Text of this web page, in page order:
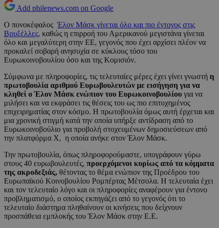
Add philenews.com on Google
Ο πονοκέφαλοςΈλον Μάσκ γίνεται όλο και πιο έντονος στις
Βρυξέλλες, καθώς η επιρροή του Αμερικανού μεγιστάνα γίνεται
όλο και μεγαλύτερη στην ΕΕ, γεγονός που έχει αρχίσει πλέον να
προκαλεί σοβαρή ανησυχία σε κύκλους τόσο του
Ευρωκοινοβουλίου όσο και της Κομισιόν.
Σύμφωνα με πληροφορίες, τις τελευταίες μέρες έχει γίνει γνωστή η
πρωτοβουλία αριθμού Ευρωβουλευτών με εισήγηση για να
κληθεί ο Έλον Μάσκ ενώπιον του Ευρωκοινοβουλίου για να
μιλήσει και να εκφράσει τις θέσεις του ως πιο επιτυχημένος
επιχειρηματίας στον κόσμο. Η πρωτοβουλία όμως αυτή έρχεται και
μια χρονική στιγμή κατά την οποία υπήρξε αντίδραση από το
Ευρωκοινοβούλιο για προβολή στοχευμένων δημοσιεύσεων από
την πλατφόρμα Χ, η οποία ανήκε στον Έλον Μάσκ.
Την πρωτοβουλία, όπως πληροφορούμαστε, υπογράφουν γύρω
στους 40 ευρωβουλευτές, προερχόμενοι κυρίως από τα κόμματα
της ακροδεξιάς, θέτοντας το θέμα ενώπιον της Προέδρου του
Ευρωπαϊκού Κοινοβουλίου Ρομπέρτας Μέτσολα. Η τελευταία έχει
και τον τελευταίο λόγο και οι πληροφορίες αναφέρουν για έντονο
προβληματισμό, ο οποίος εκπηγάζει από το γεγονός ότι το
τελευταίο διάστημα πληθαίνουν οι κινήσεις που δείχνουν
προσπάθεια εμπλοκής του Έλον Μάσκ στην Ε.Ε.